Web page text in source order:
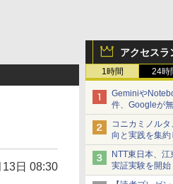
アクセスラ
1時間 24時
Geminiや
件、Googleが
とIT ポッドキ
コニカミノル
向と実践を集
NTT東日本、
実証実験を開始
日 08:30